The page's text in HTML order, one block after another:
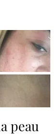
peau